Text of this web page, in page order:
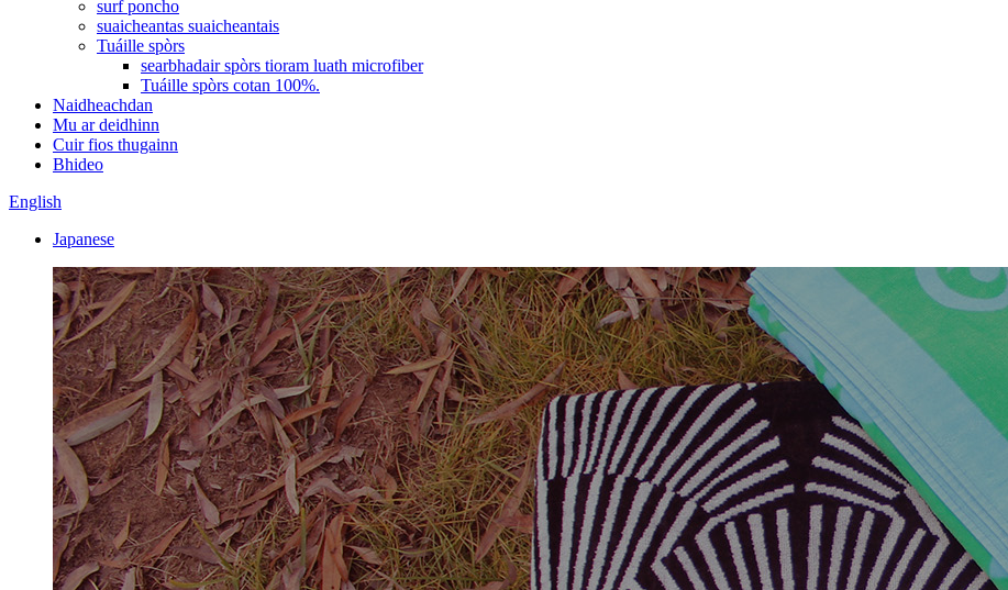
surf poncho
suaicheantas suaicheantais
Tuáille spòrs
searbhadair spòrs tioram luath microfiber
Tuáille spòrs cotan 100%.
Naidheachdan
Mu ar deidhinn
Cuir fios thugainn
Bhideo
English
Japanese